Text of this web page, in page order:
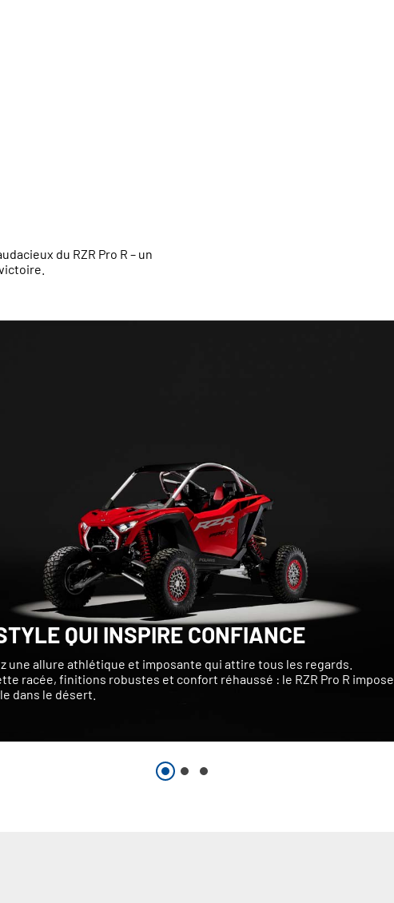
du RZR Pro R – un
QUI INSPIRE CONFIANCE
une allure athlétique et imposante qui attire tous les regards.
racée, finitions robustes et confort réhaussé : le RZR Pro R impose
dans le désert.